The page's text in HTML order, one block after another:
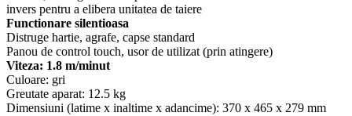
invers pentru a elibera unitatea de taiere
Functionare silentioasa
Distruge hartie, agrafe, capse standard
Panou de control touch, usor de utilizat (prin atingere)
Viteza: 1.8 m/minut
Culoare: gri
Greutate aparat: 12.5 kg
Dimensiuni (latime x inaltime x adancime): 370 x 465 x 279 mm